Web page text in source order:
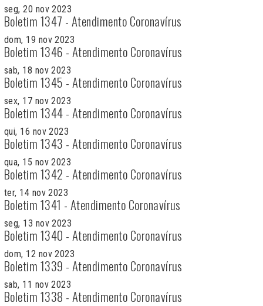
seg, 20 nov 2023
Boletim 1347 - Atendimento Coronavírus
dom, 19 nov 2023
Boletim 1346 - Atendimento Coronavírus
sab, 18 nov 2023
Boletim 1345 - Atendimento Coronavírus
sex, 17 nov 2023
Boletim 1344 - Atendimento Coronavírus
qui, 16 nov 2023
Boletim 1343 - Atendimento Coronavírus
qua, 15 nov 2023
Boletim 1342 - Atendimento Coronavírus
ter, 14 nov 2023
Boletim 1341 - Atendimento Coronavírus
seg, 13 nov 2023
Boletim 1340 - Atendimento Coronavírus
dom, 12 nov 2023
Boletim 1339 - Atendimento Coronavírus
sab, 11 nov 2023
Boletim 1338 - Atendimento Coronavírus